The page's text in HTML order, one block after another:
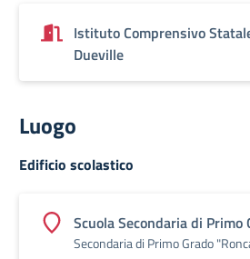
Istituto Comprensivo
Dueville
Luogo
Edificio scolastico
Scuola Secondaria di Primo
Secondaria di Primo Grado